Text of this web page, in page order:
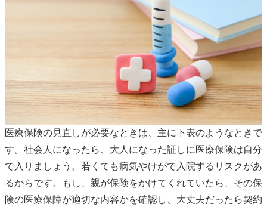
医療保険の見直しが必要なときは、主に下表のようなときで
す。社会人になったら、大人になった証しに医療保険は自分
で入りましょう。若くても病気やけがで入院するリスクがあ
るからです。もし、親が保険をかけてくれていたら、その保
険の医療保障が適切な内容かを確認し、大丈夫だったら契約